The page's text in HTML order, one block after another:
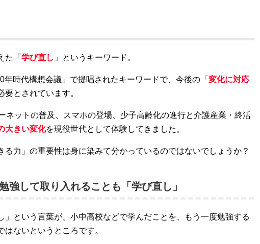
た「 学び直し 」というキーワード。
年時代構想会議」で提唱されたキーワードで、今後の「 変化に対応
要とされています。
ネットの普及、スマホの登場、少子高齢化の進行と介護産業・終活
大きい変化を現役世代として体験してきました。
る力」の重要性は身に染みて分かっているのではないでしょうか？
強して取り入れることも「学び直し」
」という言葉が、小中高校などで学んだことを、もう一度勉強する
ないというところです。